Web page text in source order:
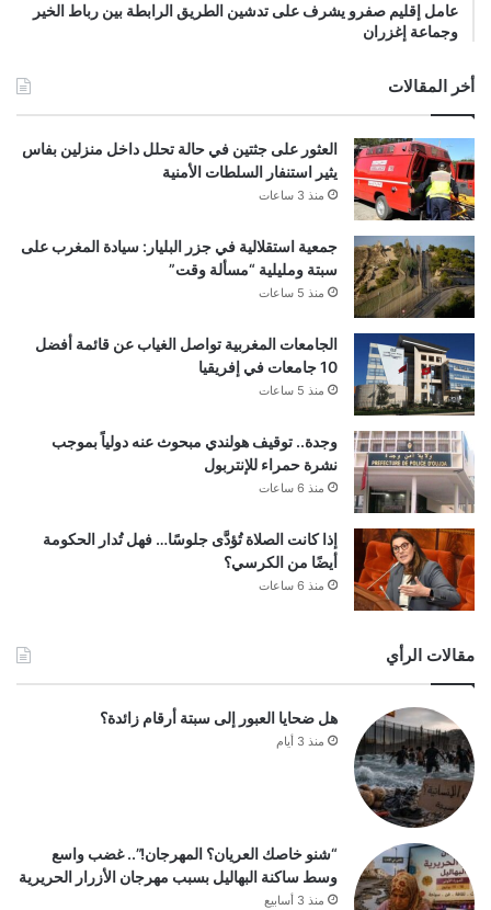
عامل إقليم صفرو يشرف على تدشين الطريق الرابطة بين رباط الخير
وجماعة إغزران
أخر المقالات
العثور على جثتين في حالة تحلل داخل منزلين بفاس
يثير استنفار السلطات الأمنية
منذ 3 ساعات
جمعية استقلالية في جزر البليار: سيادة المغرب على
سبتة ومليلية “مسألة وقت”
منذ 5 ساعات
الجامعات المغربية تواصل الغياب عن قائمة أفضل
10 جامعات في إفريقيا
منذ 5 ساعات
وجدة.. توقيف هولندي مبحوث عنه دولياً بموجب
نشرة حمراء للإنتربول
منذ 6 ساعات
إذا كانت الصلاة تُؤدَّى جلوسًا… فهل تُدار الحكومة
أيضًا من الكرسي؟
منذ 6 ساعات
مقالات الرأي
هل ضحايا العبور إلى سبتة أرقام زائدة؟
منذ 3 أيام
“شنو خاصك العريان؟ المهرجان!”.. غضب واسع
وسط ساكنة البهاليل بسبب مهرجان الأزرار الحريرية
منذ 3 أسابيع